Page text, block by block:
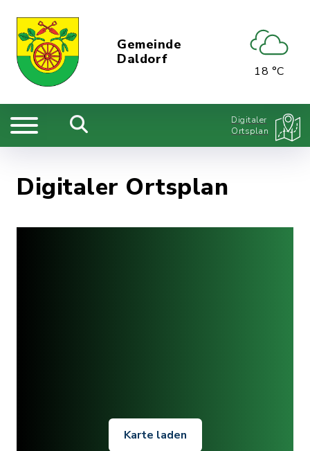
Gemeinde
Daldorf
18 °C
Digitaler
Ortsplan
Digitaler Ortsplan
Karte laden